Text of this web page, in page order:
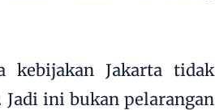
kebijakan Jakarta tidak
ini bukan pelarangan